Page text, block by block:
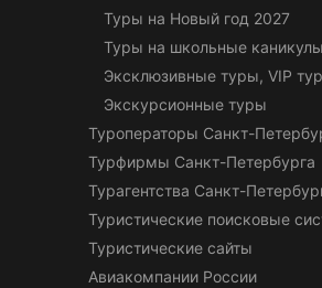
Туры на Новый год 2027
Туры на школьные каникулы
Эксклюзивные туры, VIP
Экскурсионные туры
Туроператоры Санкт-
Турфирмы Санкт-Петербурга
Турагентства Санкт-
Туристические поисковые
Туристические сайты
Авиакомпании России